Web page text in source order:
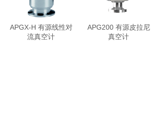
APGX-H 有源线性对
流真空计
APG200 有源皮拉尼
真空计